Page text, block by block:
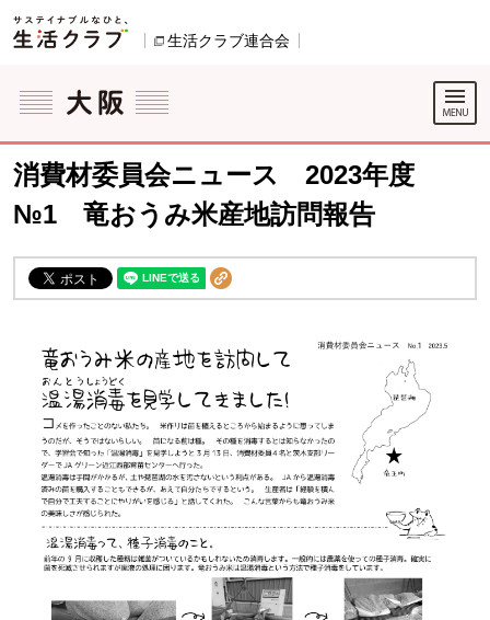
ページの先頭です。
生活クラブ連合会
ここからサイト内共通メニューです。
サイト内共通メニューをスキップする
サイト内共通メニューここまで。
消費材委員会ニュース 2023年度
№1 竜おうみ米産地訪問報告